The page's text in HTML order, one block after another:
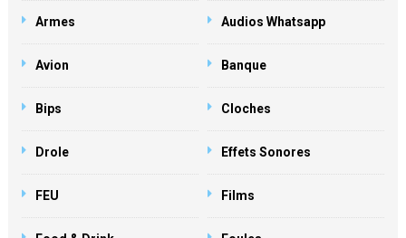
Armes Audios Whatsapp
Avion Banque
Bips Cloches
Drole Effets Sonores
FEU Films